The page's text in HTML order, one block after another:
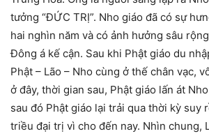
tưởng “ĐỨC TRỊ”. Nho giáo đã có sự
hai nghìn năm và có ảnh hưởng sâu
Đông á kế cận. Sau khi Phật giáo du
Phật – Lão – Nho cùng ở thế chân vạc,
ở đây, thời gian sau, Phật giáo lấn át
sau đó Phật giáo lại trải qua thời kỳ suy
triều đại trị vì cho đến nay. Nhìn chung,